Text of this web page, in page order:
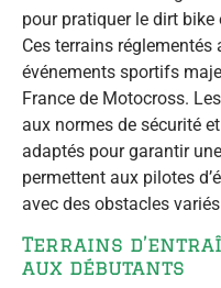
pour pratiquer le dirt
Ces terrains
événements sportifs
France de Motocross.
aux normes de sécurité
adaptés pour garantir
permettent aux pilotes
avec des obstacles
Terrains
aux débutants